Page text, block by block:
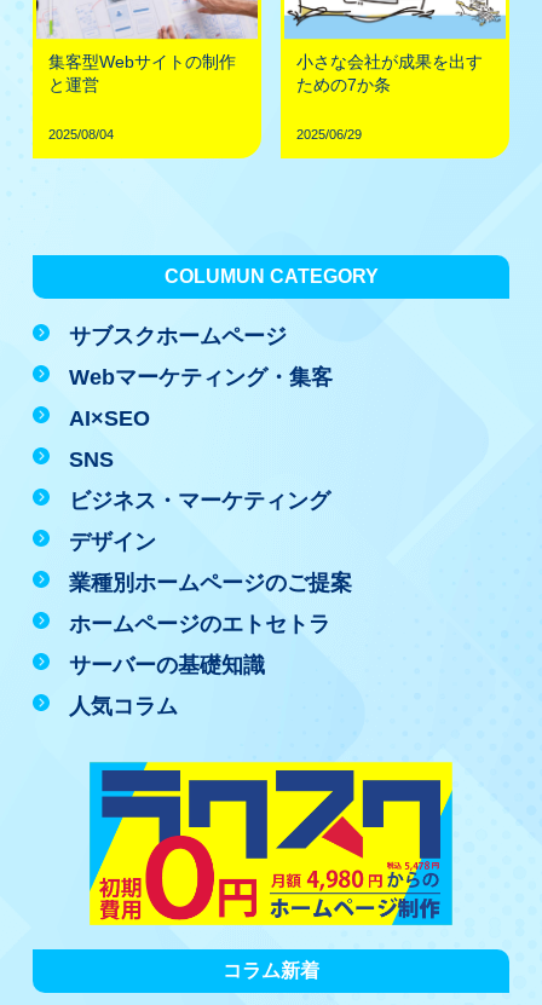
集客型Webサイトの制作
と運営
2025/08/04
小さな会社が成果を出す
ための7か条
2025/06/29
COLUMUN CATEGORY
サブスクホームページ
Webマーケティング・集客
AI×SEO
SNS
ビジネス・マーケティング
デザイン
業種別ホームページのご提案
ホームページのエトセトラ
サーバーの基礎知識
人気コラム
コラム新着